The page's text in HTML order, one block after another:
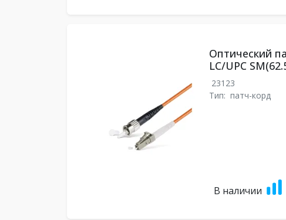
Оптический
LC/UPC
23123
Тип: патч-корд
В наличии